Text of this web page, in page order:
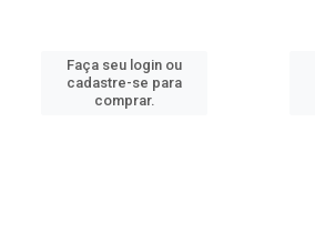
Faça seu login ou
cadastre-se para
comprar.